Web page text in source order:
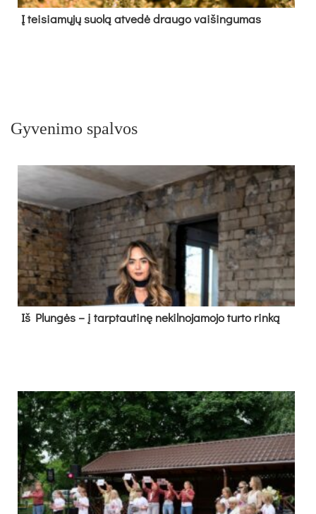
Į tei­sia­mų­jų suo­lą at­ve­dė drau­go vai­šin­gu­mas
Gyvenimo spalvos
Iš Plungės – į tarptautinę nekilnojamojo turto rinką